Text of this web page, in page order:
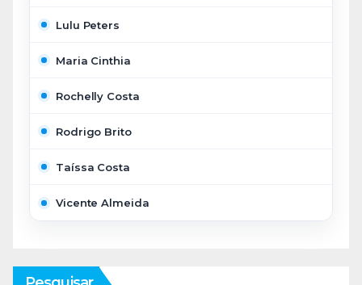
Lulu Peters
Maria Cinthia
Rochelly Costa
Rodrigo Brito
Taíssa Costa
Vicente Almeida